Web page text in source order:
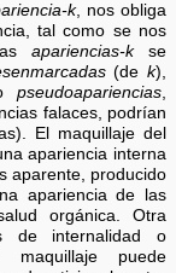
k, nos obliga
tal como se nos
apariencias-kse
(de k),
pseudoapariencias,
falaces, podrían
El maquillaje del
apariencia interna
aparente, producido
apariencia de las
orgánica. Otra
de internalidad o
puede